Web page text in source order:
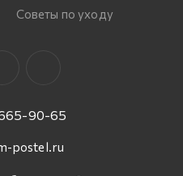
Советы по уходу
90-65
postel.ru